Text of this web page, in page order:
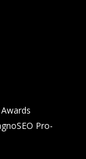
Pro-